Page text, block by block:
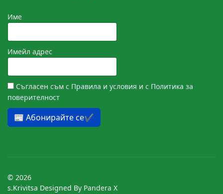
Име
Имейл адрес
Съгласен съм с Правила и условия и с Политика за
поверителност
📰 Абонирайте се✔️
© 2026
s.Krivitsa Designed By Pandera X